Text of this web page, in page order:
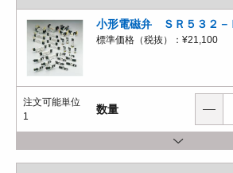
小形電磁弁 ＳＲ５３２－
標準価格（税抜）： ¥21,100
注文可能単位
1
数量